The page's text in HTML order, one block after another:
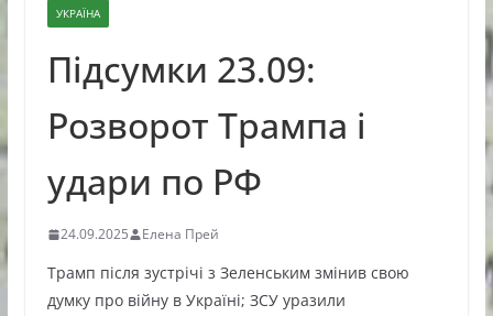
УКРАЇНА
Підсумки 23.09:
Розворот Трампа і
удари по РФ
24.09.2025 Елена Прей
Трамп після зустрічі з Зеленським змінив свою
думку про війну в Україні; ЗСУ уразили